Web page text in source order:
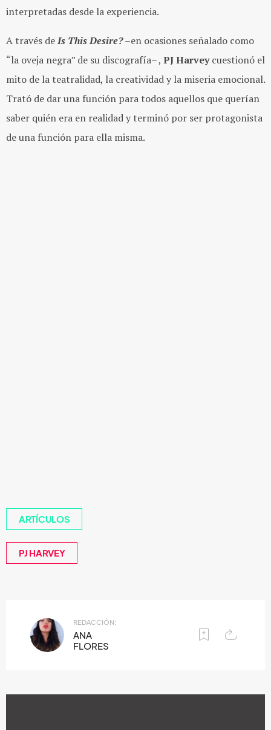
interpretadas desde la experiencia.
A través deIs This Desire?–en ocasiones señalado como
“la oveja negra” de su discografía– , PJ Harveycuestionó el
mito de la teatralidad, la creatividad y la miseria emocional.
Trató de dar una función para todos aquellos que querían
saber quién era en realidad y terminó por ser protagonista
de una función para ella misma.
ARTÍCULOS
PJ HARVEY
REDACCIÓN:
ANA
FLORES